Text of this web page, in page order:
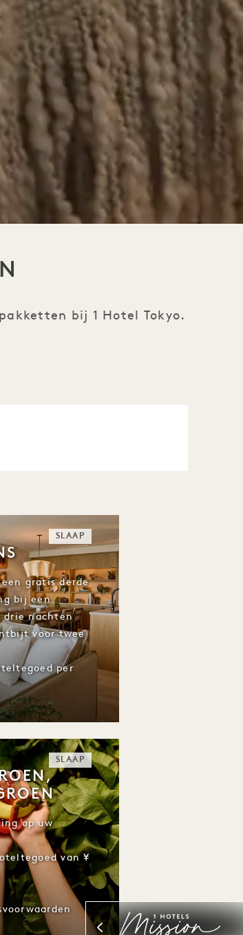
bij 1 Hotel Tokyo.
SLAAP
gratis derde
bij een
drie nachten
voor twee
per
SLAAP
op uw
van ¥